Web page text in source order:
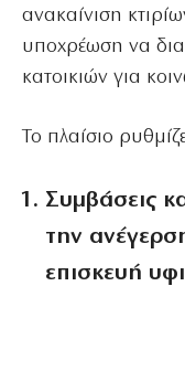
ανακαίνιση
υποχρέωση να
κατοικιών για
Το πλαίσιο
Συμβάσεις
την
επισκευή